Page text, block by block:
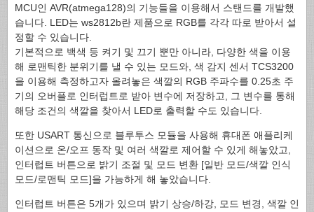
MCU인 AVR(atmega128)의 기능들을 이용해서 스탠드를 개발했
습니다. LED는 ws2812b란 제품으로 RGB를 각각 따로 받아서 설
정할 수 있습니다.
기본적으로 백색 등 켜기 및 끄기 뿐만 아니라, 다양한 색을 이용
해 로맨틱한 분위기를 낼 수 있는 모드와, 색 감지 센서 TCS3200
을 이용해 측정하고자 올려놓은 색깔의 RGB 주파수를 0.25초 주
기의 오버플로 인터럽트로 받아 변수에 저장하고, 그 변수를 통해
해당 조건의 색깔을 찾아서 LED로 출력할 수도 있습니다.
또한 USART 통신으로 블루투스 모듈을 사용해 휴대폰 애플리케
이션으로 온/오프 동작 및 여러 색깔로 제어할 수 있게 해놓았고,
인터럽트 버튼으로 밝기 조절 및 모드 변환 [일반 모드/색깔 인식
모드/로맨틱 모드]을 가능하게 해 놓았습니다.
인터럽트 버튼은 5개가 있으며 밝기 상승/하강, 모드 변경, 색깔 인